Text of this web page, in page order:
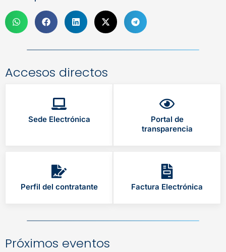
Accesos directos
Sede Electrónica
Portal de
transparencia
Perfil del contratante Factura Electrónica
Próximos eventos